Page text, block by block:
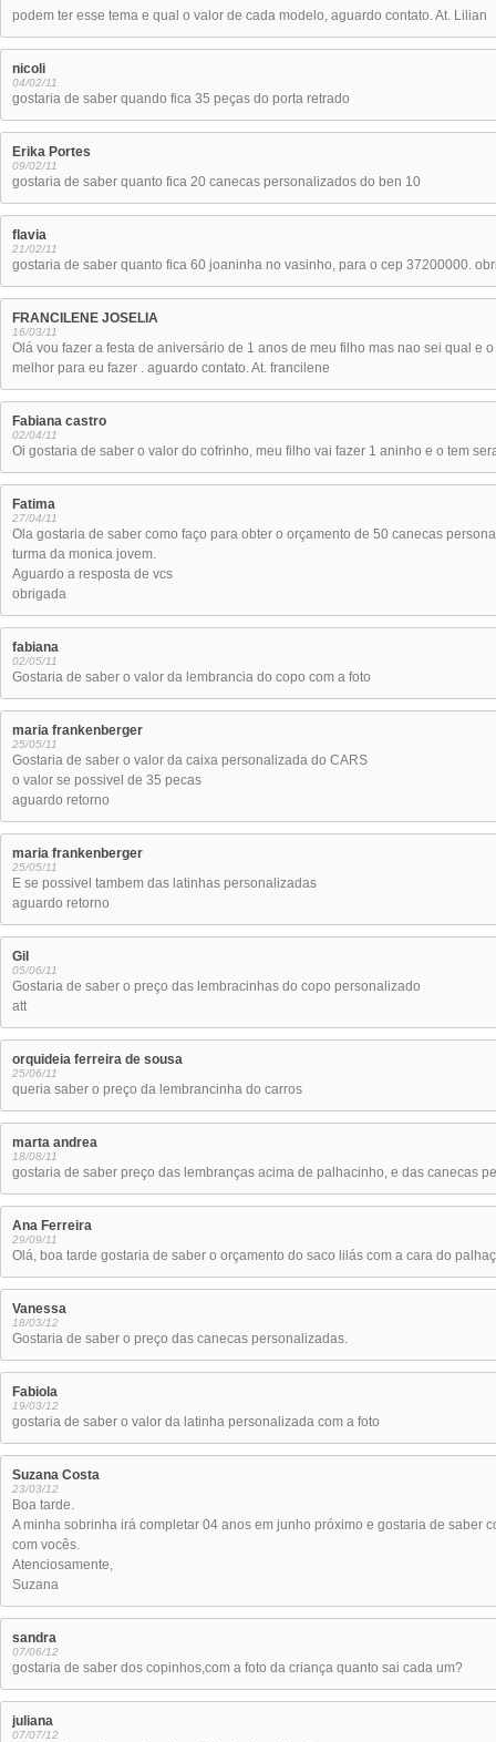
podem ter esse tema e qual o valor de cada modelo, aguardo contato. At. Lilian
nicoli
04/02/11
gostaria de saber quando fica 35 peças do porta retrado
Erika Portes
09/02/11
gostaria de saber quanto fica 20 canecas personalizados do ben 10
flavia
21/02/11
gostaria de saber quanto fica 60 joaninha no vasinho, para o cep 37200000.
FRANCILENE JOSELIA
16/03/11
Olá vou fazer a festa de aniversário de 1 anos de meu filho mas nao sei qual e
melhor para eu fazer . aguardo contato. At. francilene
Fabiana castro
02/04/11
Oi gostaria de saber o valor do cofrinho, meu filho vai fazer 1 aninho e o tem
Fatima
27/04/11
Ola gostaria de saber como faço para obter o orçamento de 50 canecas
turma da monica jovem.
Aguardo a resposta de vcs
obrigada
fabiana
02/05/11
Gostaria de saber o valor da lembrancia do copo com a foto
maria frankenberger
25/05/11
Gostaria de saber o valor da caixa personalizada do CARS
o valor se possivel de 35 pecas
aguardo retorno
maria frankenberger
25/05/11
E se possivel tambem das latinhas personalizadas
aguardo retorno
Gil
05/06/11
Gostaria de saber o preço das lembracinhas do copo personalizado
att
orquideia ferreira de sousa
25/06/11
queria saber o preço da lembrancinha do carros
marta andrea
18/08/11
gostaria de saber preço das lembranças acima de palhacinho, e das canecas
Ana Ferreira
29/09/11
Olá, boa tarde gostaria de saber o orçamento do saco lilás com a cara do
Vanessa
18/03/12
Gostaria de saber o preço das canecas personalizadas.
Fabiola
19/03/12
gostaria de saber o valor da latinha personalizada com a foto
Suzana Costa
23/03/12
Boa tarde.
A minha sobrinha irá completar 04 anos em junho próximo e gostaria de saber
com vocês.
Atenciosamente,
Suzana
sandra
07/06/12
gostaria de saber dos copinhos,com a foto da criança quanto sai cada um?
juliana
07/07/12